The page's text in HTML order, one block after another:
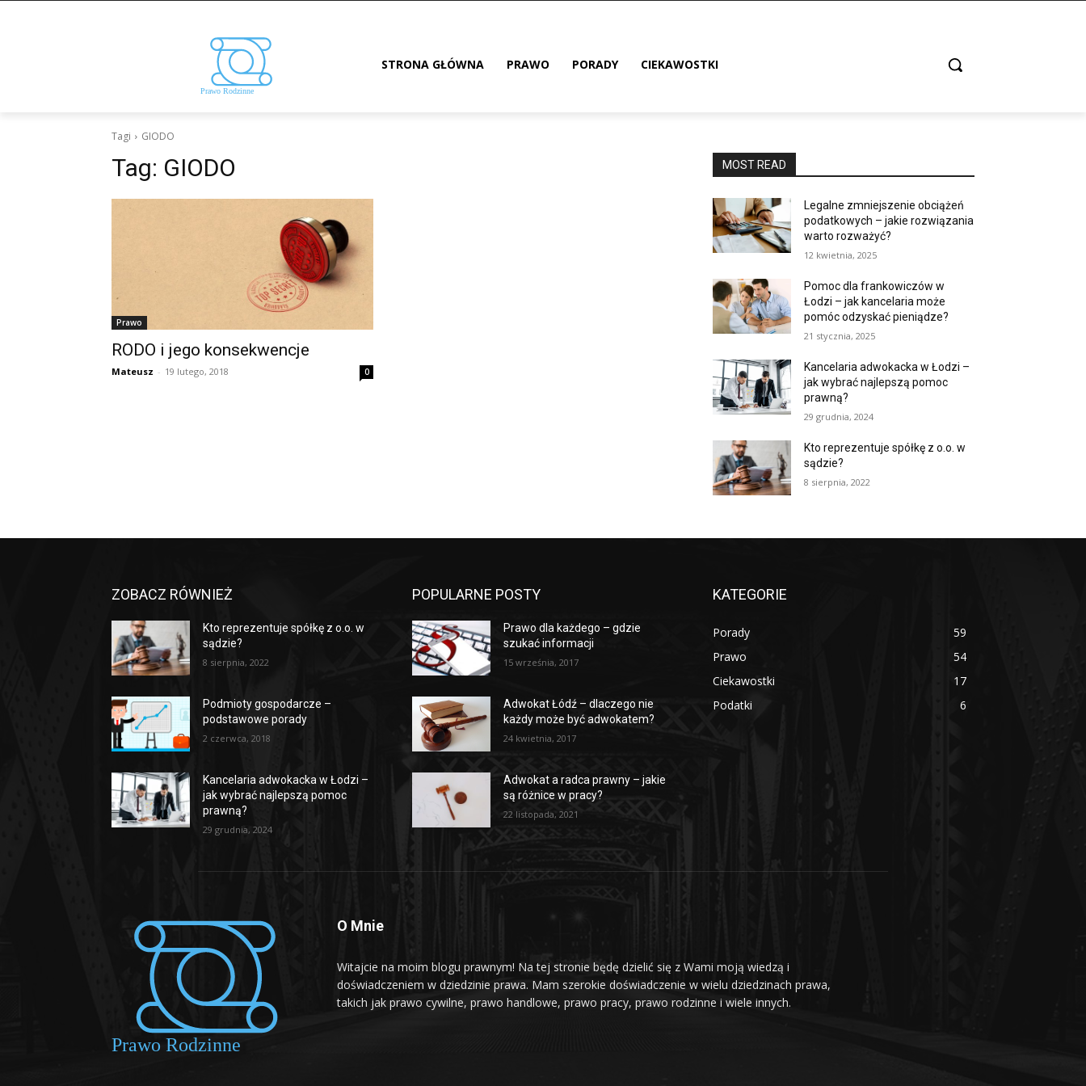
STRONA GŁÓWNA PRAWO PORADY CIEKAWOSTKI
Tagi GIODO
Tag: GIODO
Prawo
RODO i jego konsekwencje
Mateusz - 19 lutego, 2018 0
MOST READ
Legalne zmniejszenie obciążeń
podatkowych – jakie rozwiązania
warto rozważyć?
12 kwietnia, 2025
Pomoc dla frankowiczów w
Łodzi – jak kancelaria może
pomóc odzyskać pieniądze?
21 stycznia, 2025
Kancelaria adwokacka w Łodzi –
jak wybrać najlepszą pomoc
prawną?
29 grudnia, 2024
Kto reprezentuje spółkę z o.o. w
sądzie?
8 sierpnia, 2022
ZOBACZ RÓWNIEŻ
Kto reprezentuje spółkę z o.o. w
sądzie?
8 sierpnia, 2022
Podmioty gospodarcze –
podstawowe porady
2 czerwca, 2018
Kancelaria adwokacka w Łodzi –
jak wybrać najlepszą pomoc
prawną?
29 grudnia, 2024
POPULARNE POSTY
Prawo dla każdego – gdzie
szukać informacji
15 września, 2017
Adwokat Łódź – dlaczego nie
każdy może być adwokatem?
24 kwietnia, 2017
Adwokat a radca prawny – jakie
są różnice w pracy?
22 listopada, 2021
KATEGORIE
Porady
59
Prawo
54
Ciekawostki
17
Podatki
6
O Mnie
Witajcie na moim blogu prawnym! Na tej stronie będę dzielić się z Wami moją wiedzą i
doświadczeniem w dziedzinie prawa. Mam szerokie doświadczenie w wielu dziedzinach prawa,
takich jak prawo cywilne, prawo handlowe, prawo pracy, prawo rodzinne i wiele innych.